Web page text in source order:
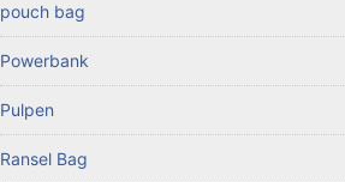
pouch bag
Powerbank
Pulpen
Ransel Bag